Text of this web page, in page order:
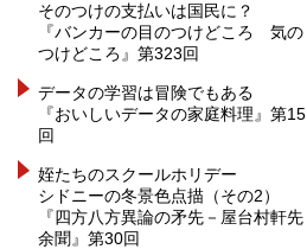
そのつけの支払いは国民に？
『バンカーの目のつけどころ 気の
つけどころ』第323回
データの学習は冒険でもある
『おいしいデータの家庭料理』第15
回
姪たちのスクールホリデー
シドニーの冬景色点描（その2）
『四方八方異論の矛先－屋台村軒先
余聞』第30回